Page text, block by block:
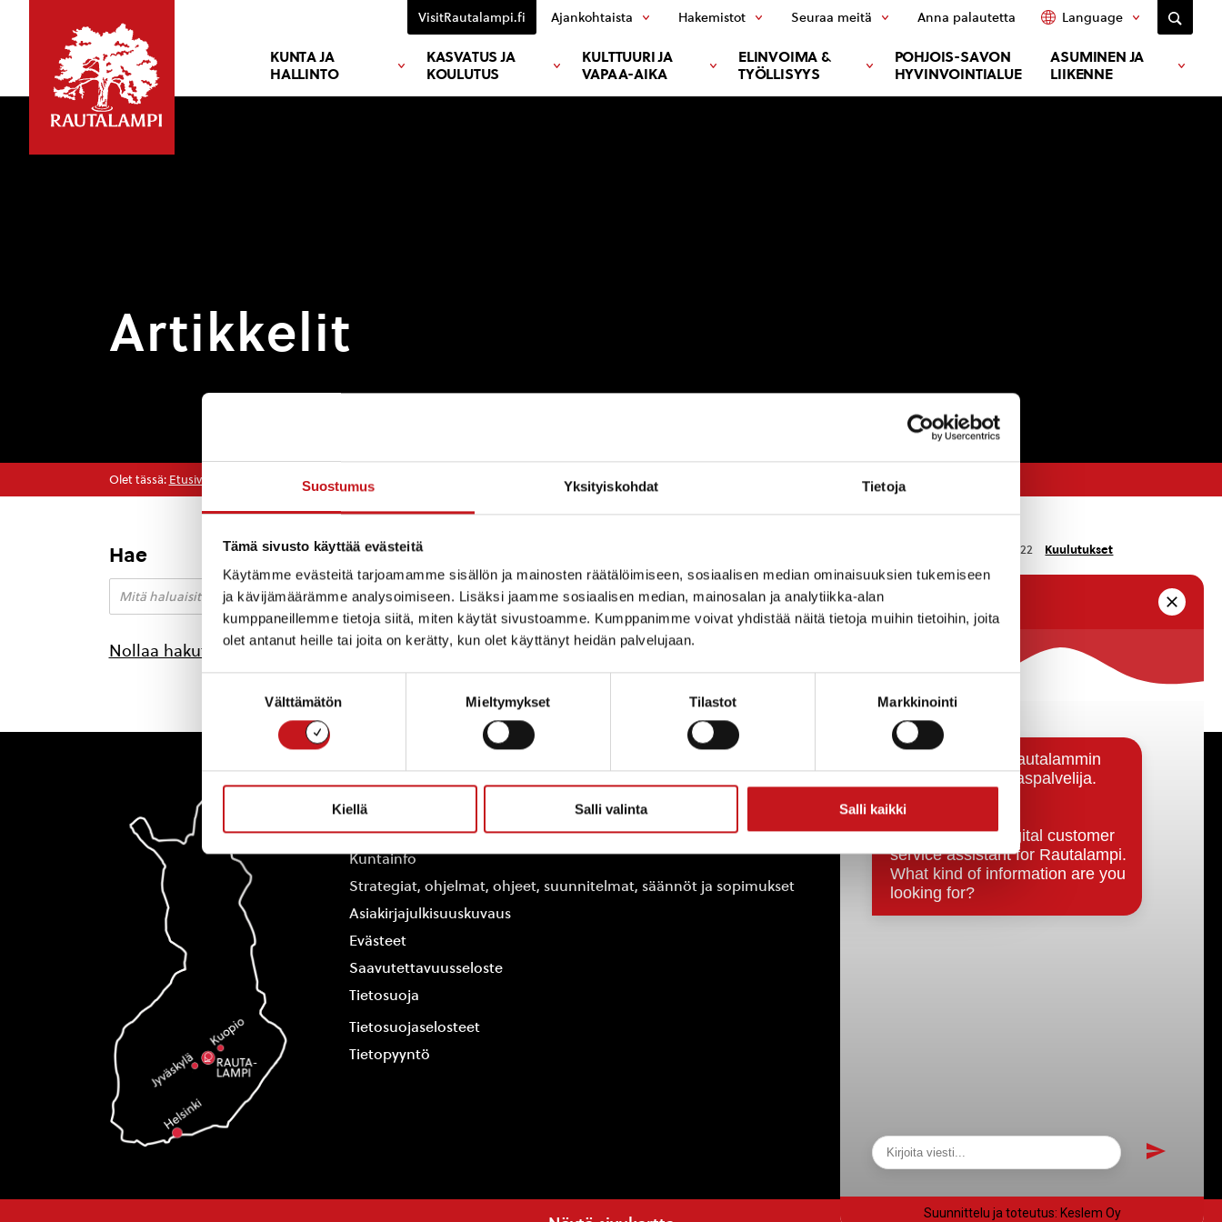
Suostumus Yksityiskohdat Tietoja
Tämä sivusto käyttää evästeitä
Käytämme evästeitä tarjoamamme sisällön ja mainosten räätälöimiseen, sosiaalisen median ominaisuuksien tukemiseen
ja kävijämäärämme analysoimiseen. Lisäksi jaamme sosiaalisen median, mainosalan ja analytiikka-alan
kumppaneillemme tietoja siitä, miten käytät sivustoamme. Kumppanimme voivat yhdistää näitä tietoja muihin tietoihin, joita
olet antanut heille tai joita on kerätty, kun olet käyttänyt heidän palvelujaan.
Välttämätön Mieltymykset Tilastot Markkinointi
Kiellä Salli valinta Salli kaikki
KUNTA JA
HALLINTO
KASVATUS JA
KOULUTUS
KULTTUURI JA
VAPAA-AIKA
ELINVOIMA &
TYÖLLISYYS
POHJOIS-SAVON
HYVINVOINTIALUE
ASUMINEN JA
LIIKENNE
VisitRautalampi.fi Ajankohtaista Hakemistot Seuraa meitä Anna palautetta Language
Artikkelit
Olet tässä: Etusivu Arkistot heinäkuu 2022
Hae
Nollaa hakutulokset
Kuulutus vireilläolevasta maa-
aineslupahakemuksesta
18.7.2022 Kuulutukset
Vuori Trans Oy on hakenut maa-aineslain (555/81) mukaista maa-ainestenottolupaa tilalle Tervasora 686-408-40-6.
Lupaa haetaan 20 vuodeksi hiekan ja soran ottoon. Haettu ottomäärä on 100 000 m³. Hakemus liitteineen on nähtävillä
[…]
Yhteystiedot
Kuntainfo
Strategiat, ohjelmat, ohjeet, suunnitelmat, säännöt ja sopimukset
Asiakirjajulkisuuskuvaus
Evästeet
Saavutettavuusseloste
Tietosuoja
Tietosuojaselosteet
Tietopyyntö
Päätökset, esityslistat & pöytäkirjat
Hallinto
Kunnanhallitus
Kunnanvaltuusto